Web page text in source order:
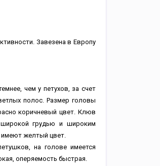
Завезена в Европу
чем у петухов, за счет
полос. Размер головы
коричневый цвет. Клюв
грудью и широким
желтый цвет.
на голове имеется
оперяемость быстрая.